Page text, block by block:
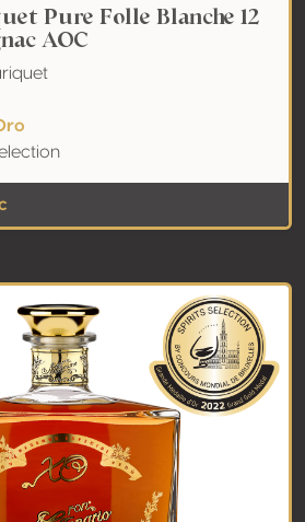
Pure Folle Blanche 12
AOC